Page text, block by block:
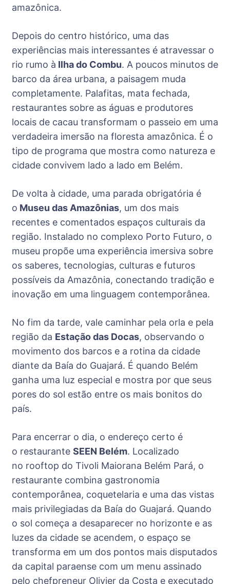
amazônica.
Depois do centro histórico, uma das
experiências mais interessantes é atravessar o
rio rumo à Ilha do Combu. A poucos minutos de
barco da área urbana, a paisagem muda
completamente. Palafitas, mata fechada,
restaurantes sobre as águas e produtores
locais de cacau transformam o passeio em uma
verdadeira imersão na floresta amazônica. É o
tipo de programa que mostra como natureza e
cidade convivem lado a lado em Belém.
De volta à cidade, uma parada obrigatória é
o Museu das Amazônias, um dos mais
recentes e comentados espaços culturais da
região. Instalado no complexo Porto Futuro, o
museu propõe uma experiência imersiva sobre
os saberes, tecnologias, culturas e futuros
possíveis da Amazônia, conectando tradição e
inovação em uma linguagem contemporânea.
No fim da tarde, vale caminhar pela orla e pela
região da Estação das Docas, observando o
movimento dos barcos e a rotina da cidade
diante da Baía do Guajará. É quando Belém
ganha uma luz especial e mostra por que seus
pores do sol estão entre os mais bonitos do
país.
Para encerrar o dia, o endereço certo é
o restaurante SEEN Belém. Localizado
no rooftop do Tivoli Maiorana Belém Pará, o
restaurante combina gastronomia
contemporânea, coquetelaria e uma das vistas
mais privilegiadas da Baía do Guajará. Quando
o sol começa a desaparecer no horizonte e as
luzes da cidade se acendem, o espaço se
transforma em um dos pontos mais disputados
da capital paraense com um menu assinado
pelo chefpreneur Olivier da Costa e executado